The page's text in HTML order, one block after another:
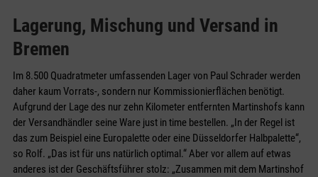
Lagerung, Mischung und Versand in
Bremen
Im 8.500 Quadratmeter umfassenden Lager von Paul Schrader werden
daher kaum Vorrats-, sondern nur Kommissionierflächen benötigt.
Aufgrund der Lage des nur zehn Kilometer entfernten Martinshofs kann
der Versandhändler seine Ware just in time bestellen. „In der Regel ist
das zum Beispiel eine Europalette oder eine Düsseldorfer Halbpalette“,
so Rolf. „Das ist für uns natürlich optimal.“ Aber vor allem auf etwas
anderes ist der Geschäftsführer stolz: „Zusammen mit dem Martinshof